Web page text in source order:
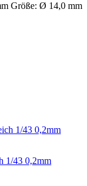
Größe: Ø 14,0 mm
1/43 0,2mm